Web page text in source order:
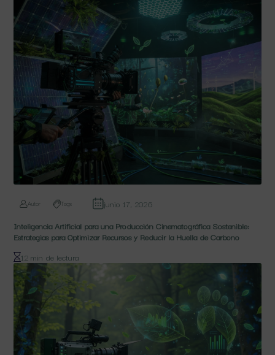
Autor Tags
junio 17, 2026
Inteligencia Artificial para una Producción Cinematográfica Sostenible:
Estrategias para Optimizar Recursos y Reducir la Huella de Carbono
12 min de lectura